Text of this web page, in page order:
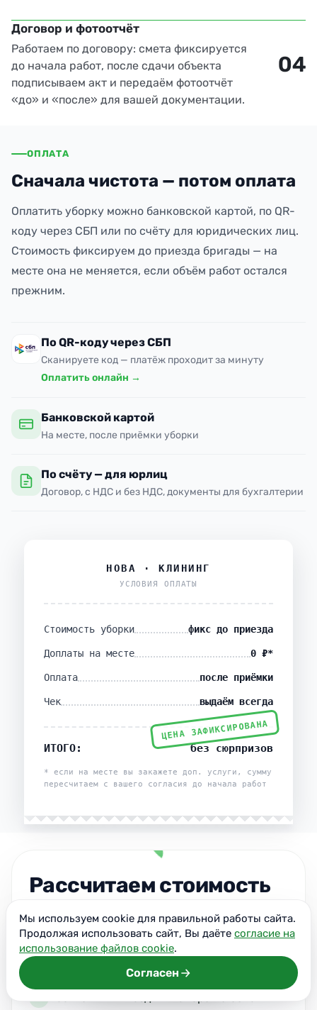
Договор и фотоотчёт
Работаем по договору: смета фиксируется
до начала работ, после сдачи объекта
подписываем акт и передаём фотоотчёт
«до» и «после» для вашей документации.
04
ОПЛАТА
Сначала чистота — потом оплата
Оплатить уборку можно банковской картой, по QR-
коду через СБП или по счёту для юридических лиц.
Стоимость фиксируем до приезда бригады — на
месте она не меняется, если объём работ остался
прежним.
По QR-коду через СБП
Сканируете код — платёж проходит за минуту
Оплатить онлайн →
Банковской картой
На месте, после приёмки уборки
По счёту — для юрлиц
Договор, с НДС и без НДС, документы для бухгалтерии
НОВА · КЛИНИНГ
УСЛОВИЯ ОПЛАТЫ
Стоимость уборки фикс до приезда
Доплаты на месте 0 ₽*
Оплата после приёмки
Чек выдаём всегда
ИТОГО: без сюрпризов
* если на месте вы закажете доп. услуги, сумму
пересчитаем с вашего согласия до начала работ
ЦЕНА ЗАФИКСИРОВАНА
Рассчитаем стоимость
мойки фасада
бесплатно
На бесплатной встрече вы сможете:
Мы используем cookie для правильной работы сайта.
Продолжая использовать сайт, Вы даёте согласие на
использование файлов cookie.
Согласен